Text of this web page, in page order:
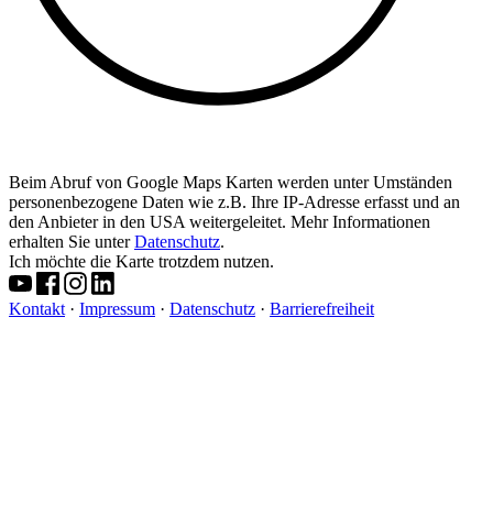
Beim Abruf von Google Maps Karten werden unter Umständen
personenbezogene Daten wie z.B. Ihre IP-Adresse erfasst und an
den Anbieter in den USA weitergeleitet. Mehr Informationen
erhalten Sie unterDatenschutz.
Ich möchte die Karte trotzdem nutzen.
Kontakt · Impressum · Datenschutz · Barrierefreiheit